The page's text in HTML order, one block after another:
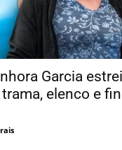
Garcia
elenco e